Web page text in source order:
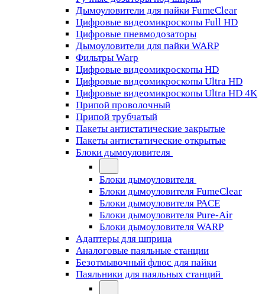
Дымоуловители для пайки FumeClear
Цифровые видеомикроскопы Full HD
Цифровые пневмодозаторы
Дымоуловители для пайки WARP
Фильтры Warp
Цифровые видеомикроскопы HD
Цифровые видеомикроскопы Ultra HD
Цифровые видеомикроскопы Ultra HD 4K
Припой проволочный
Припой трубчатый
Пакеты антистатические закрытые
Пакеты антистатические открытые
Блоки дымоуловителя
Блоки дымоуловителя
Блоки дымоуловителя FumeClear
Блоки дымоуловителя PACE
Блоки дымоуловителя Pure-Air
Блоки дымоуловителя WARP
Адаптеры для шприца
Аналоговые паяльные станции
Безотмывочный флюс для пайки
Паяльники для паяльных станций